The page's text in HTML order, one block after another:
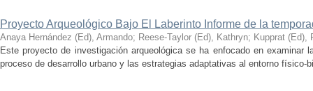
Proyecto Arqueológico Bajo El Laberinto Informe de la
Anaya Hernández (Ed), Armando; Reese-Taylor (Ed), Kathryn; Kupprat (Ed),
Este proyecto de investigación arqueológica se ha enfocado en examinar
proceso de desarrollo urbano y las estrategias adaptativas al entorno físico-